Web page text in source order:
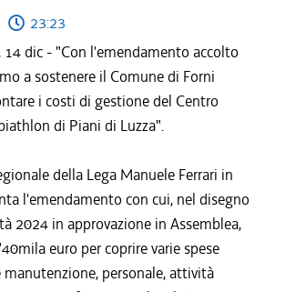
23:23
14 dic - "Con l'emendamento accolto
a sostenere il Comune di Forni
i costi di gestione del Centro
di Piani di Luzza".
della Lega Manuele Ferrari in
l'emendamento con cui, nel disegno
2024 in approvazione in Assemblea,
euro per coprire varie spese
personale, attività